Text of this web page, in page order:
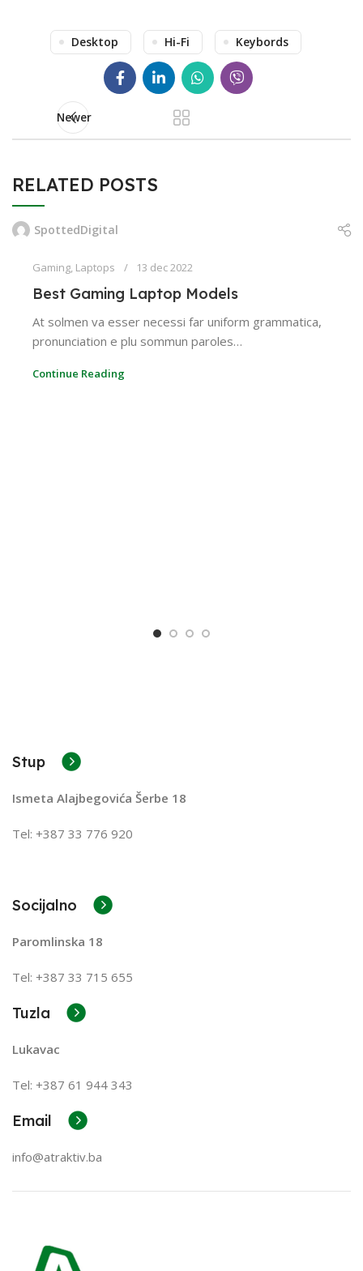
Desktop Hi-Fi Keybords
Newer
RELATED POSTS
SpottedDigital
Gaming, Laptops 13 dec 2022
Best Gaming Laptop Models
At solmen va esser necessi far uniform grammatica,
pronunciation e plu sommun paroles…
Continue Reading
Stup
Ismeta Alajbegovića Šerbe 18
Tel: +387 33 776 920
Socijalno
Paromlinska 18
Tel: +387 33 715 655
Tuzla
Lukavac
Tel: +387 61 944 343
Email
info@atraktiv.ba